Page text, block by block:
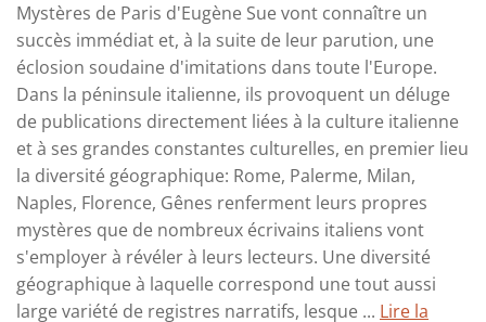
Mystères de Paris d'Eugène Sue vont connaître un
succès immédiat et, à la suite de leur parution, une
éclosion soudaine d'imitations dans toute l'Europe.
Dans la péninsule italienne, ils provoquent un déluge
de publications directement liées à la culture italienne
et à ses grandes constantes culturelles, en premier lieu
la diversité géographique: Rome, Palerme, Milan,
Naples, Florence, Gênes renferment leurs propres
mystères que de nombreux écrivains italiens vont
s'employer à révéler à leurs lecteurs. Une diversité
géographique à laquelle correspond une tout aussi
large variété de registres narratifs, lesque ... Lire la